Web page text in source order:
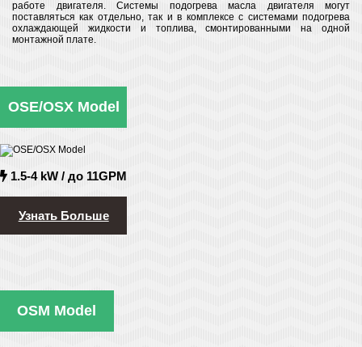
работе двигателя. Системы подогрева масла двигателя могут
поставляться как отдельно, так и в комплексе с системами подогрева
охлаждающей жидкости и топлива, смонтированными на одной
монтажной плате.
OSE/OSX Model
1.5-4 kW / до 11GPM
Узнать Больше
OSM Model